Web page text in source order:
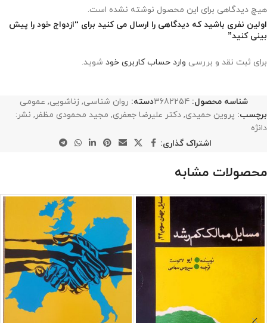
هیچ دیدگاهی برای این محصول نوشته نشده است.
اولین نفری باشید که دیدگاهی را ارسال می کنید برای “ازدواج خود را پیش
بینی کنید”
برای ثبت نقد و بررسی وارد حساب کاربری خود شوید.
شناسه محصول:3682254دسته: روان شناسی, زناشویی, عمومی
برچسب: پروین حمیدی, دکتر علیرضا جعفری, مجید محمودی مظفر, نشر:
دانژه
اشتراک گذاری:
محصولات مشابه